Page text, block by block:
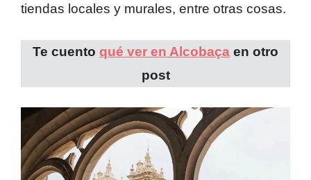
tiendas locales y murales, entre otras cosas.
Te cuento qué ver en Alcobaça en otro
post